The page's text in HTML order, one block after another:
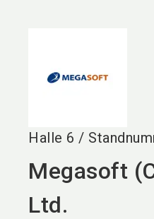
Halle 6 /
Megasoft
Ltd.